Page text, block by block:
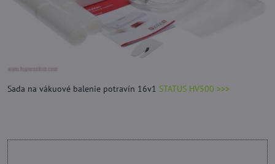
Sada na vákuové balenie potravín 16v1 STATUS HV500 >>>